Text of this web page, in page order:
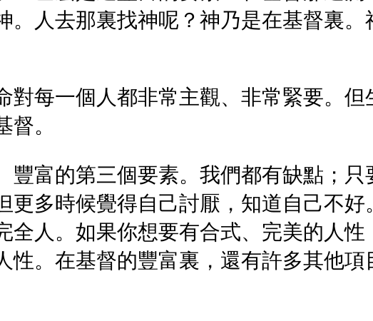
。人去那裏找神呢？神乃是在基督裏
對每一個人都非常主觀、非常緊要。
。
富的第三個要素。我們都有缺點；只
更多時候覺得自己討厭，知道自己不好
全人。如果你想要有合式、完美的人性
性。在基督的豐富裏，還有許多其他